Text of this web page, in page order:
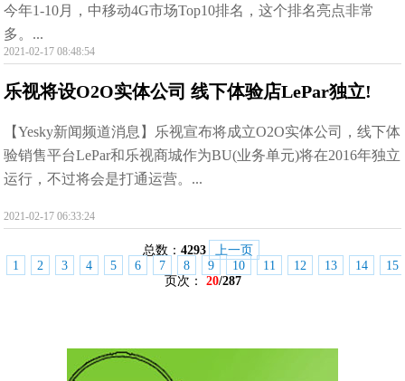
今年1-10月，中移动4G市场Top10排名，这个排名亮点非常
多。...
2021-02-17 08:48:54
乐视将设O2O实体公司 线下体验店LePar独立!
【Yesky新闻频道消息】乐视宣布将成立O2O实体公司，线下体
验销售平台LePar和乐视商城作为BU(业务单元)将在2016年独立
运行，不过将会是打通运营。...
2021-02-17 06:33:24
总数： 4293
上一页
1
2 3 4 5 6 7 8 9 10 11 12 13 14
15
页次： 20/287